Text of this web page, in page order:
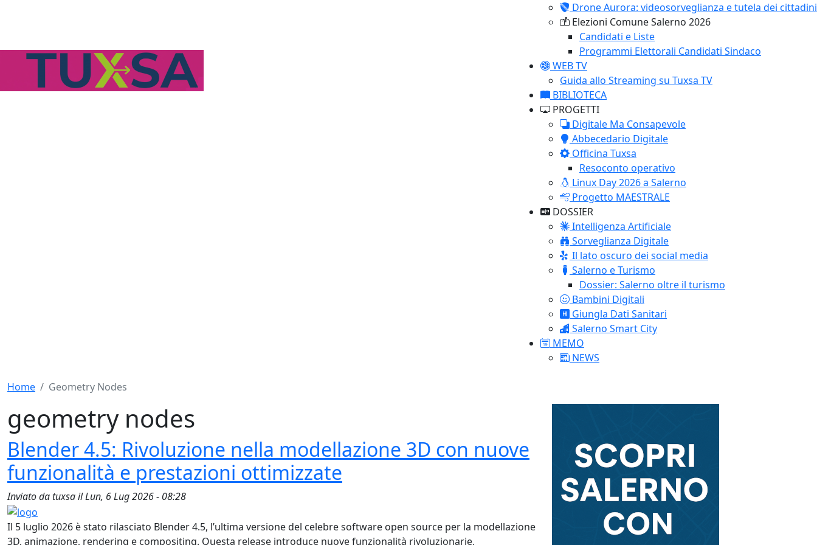
Drone Aurora: videosorveglianza e tutela dei cittadini
Elezioni Comune Salerno 2026
Candidati e Liste
Programmi Elettorali Candidati Sindaco
WEB TV
Guida allo Streaming su Tuxsa TV
BIBLIOTECA
PROGETTI
Digitale Ma Consapevole
Abbecedario Digitale
Officina Tuxsa
Resoconto operativo
Linux Day 2026 a Salerno
Progetto MAESTRALE
DOSSIER
Intelligenza Artificiale
Sorveglianza Digitale
Il lato oscuro dei social media
Salerno e Turismo
Dossier: Salerno oltre il turismo
Bambini Digitali
Giungla Dati Sanitari
Salerno Smart City
MEMO
NEWS
Home Geometry Nodes
geometry nodes
Blender 4.5: Rivoluzione nella modellazione 3D con nuove
funzionalità e prestazioni ottimizzate
Inviato datuxsailLun, 6 Lug 2026 - 08:28
Il 5 luglio 2026 è stato rilasciato Blender 4.5, l’ultima versione del celebre software open source per la modellazione
3D, animazione, rendering e compositing. Questa release introduce nuove funzionalità rivoluzionarie,